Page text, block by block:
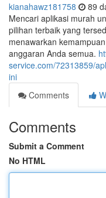
kianahawz181758 89
Mencari aplikasi murah
pilihan terbaik yang
menawarkan
anggaran Anda semua.
service.com/72313859/
ini
Comments
Comments
Submit a Comment
No HTML